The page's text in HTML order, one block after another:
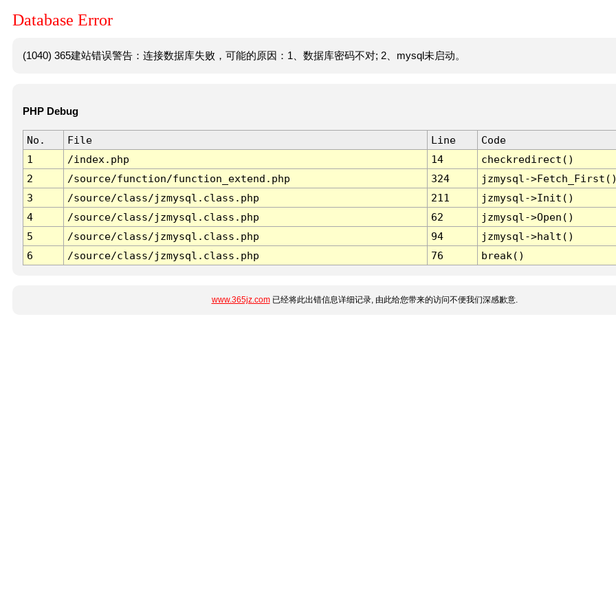
Database Error
(1040) 365建站错误警告：连接数据库失败，可能的原因：1、数据库密码不对; 2、mysql未启动。
PHP Debug
No. File Line
Code
1
/index.php 14
checkredirect()
2
/source/function/function_extend.php 324
jzmysql-
3
/source/class/jzmysql.class.php 211
jzmysql->Init()
4
/source/class/jzmysql.class.php 62
jzmysql->Open()
5
/source/class/jzmysql.class.php 94
jzmysql->halt()
6
/source/class/jzmysql.class.php 76 break()
www.365jz.com已经将此出错信息详细记录, 由此给您带来的访问不便我们深感歉意.